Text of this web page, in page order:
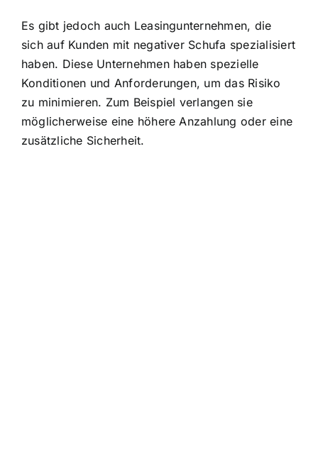
Es gibt jedoch auch Leasingunternehmen, die
sich auf Kunden mit negativer Schufa spezialisiert
haben. Diese Unternehmen haben spezielle
Konditionen und Anforderungen, um das Risiko
zu minimieren. Zum Beispiel verlangen sie
möglicherweise eine höhere Anzahlung oder eine
zusätzliche Sicherheit.